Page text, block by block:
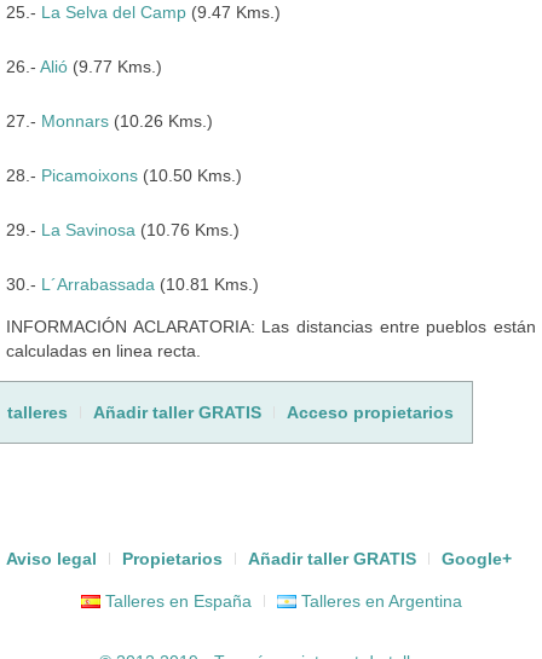
25.- La Selva del Camp (9.47 Kms.)
26.- Alió (9.77 Kms.)
27.- Monnars (10.26 Kms.)
28.- Picamoixons (10.50 Kms.)
29.- La Savinosa (10.76 Kms.)
30.- L´Arrabassada (10.81 Kms.)
INFORMACIÓN ACLARATORIA: Las distancias entre pueblos están
calculadas en linea recta.
talleres Añadir taller GRATIS Acceso propietarios
Aviso legal Propietarios Añadir taller GRATIS Google+
Talleres en España Talleres en Argentina